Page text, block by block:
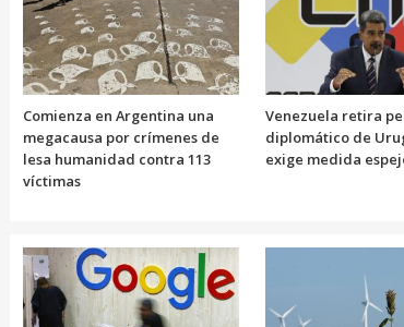
Comienza en Argentina una
megacausa por crímenes de
lesa humanidad contra 113
víctimas
Venezuela retira
diplomático de
exige medida